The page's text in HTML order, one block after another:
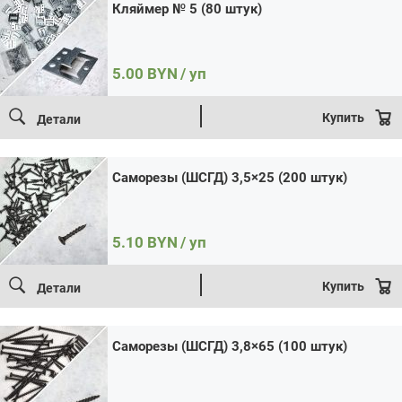
Кляймер № 5 (80 штук)
5.00 BYN / уп
Детали Купить
Саморезы (ШСГД) 3,5×25 (200 штук)
5.10 BYN / уп
Детали Купить
штук)
Саморезы (ШСГД) 3,8×65 (100 штук)
Саморезы (ШСГД) 3,8×65 (100 штук)
Цена:5.10 / уп Итого:5.10 BYN
Кол-во:
(100
штук)
В корзину